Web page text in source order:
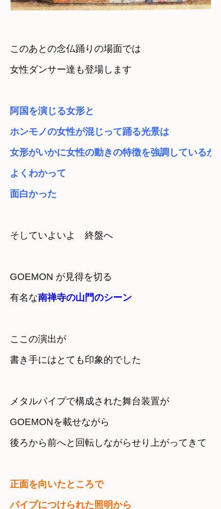
このあとの念仏踊りの場面では
女性ダンサー達も登場します
阿国を演じる女形と
ホンモノの女性が混じって踊る光景は
女形がいかに女性の動きの特徴を強調しているか
よくわかって
面白かった
そしていよいよ　終盤へ
GOEMON が見得を切る
有名な南禅寺の山門のシーン
ここの演出が
書き手にはとても印象的でした
メタルパイプで構成された舞台装置が
GOEMONを載せながら
後ろから前へと回転しながらせり上がってきて
正面を向いたところで
パイプにつけられた照明から